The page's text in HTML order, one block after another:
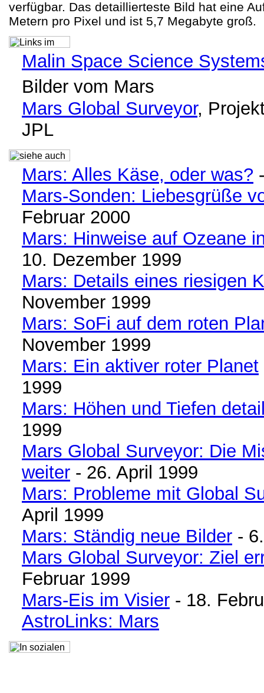
verfügbar. Das detaillierteste Bild hat eine
Metern pro Pixel und ist 5,7 Megabyte groß.
Malin Space Science
Bilder vom Mars
Mars Global Surveyor,
JPL
Mars: Alles Käse, oder was?
Mars-Sonden: Liebesgrüße
Februar 2000
Mars: Hinweise auf Ozeane
10. Dezember 1999
Mars: Details eines riesigen
November 1999
Mars: SoFi auf dem roten
November 1999
Mars: Ein aktiver roter Planet
1999
Mars: Höhen und Tiefen
1999
Mars Global Surveyor: Die
weiter - 26. April 1999
Mars: Probleme mit Global
April 1999
Mars: Ständig neue Bilder -
Mars Global Surveyor: Ziel
Februar 1999
Mars-Eis im Visier - 18.
AstroLinks: Mars